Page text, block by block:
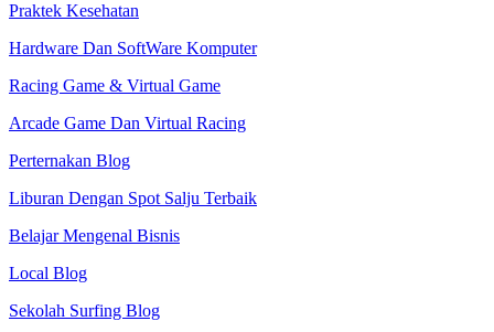
Praktek Kesehatan
Hardware Dan SoftWare Komputer
Racing Game & Virtual Game
Arcade Game Dan Virtual Racing
Perternakan Blog
Liburan Dengan Spot Salju Terbaik
Belajar Mengenal Bisnis
Local Blog
Sekolah Surfing Blog